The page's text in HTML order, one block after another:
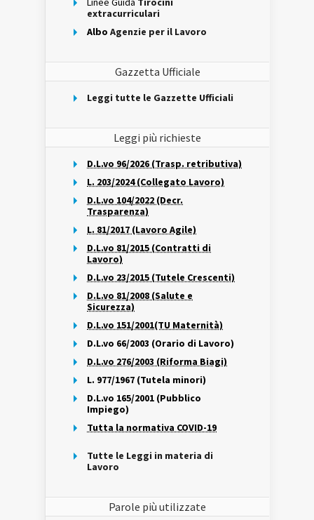
extracurriculari
Albo Agenzie per il Lavoro
Gazzetta Ufficiale
Leggi tutte le Gazzette Ufficiali
Leggi più richieste
D.L.vo 96/2026 (Trasp. retributiva)
L. 203/2024 (Collegato Lavoro)
D.L.vo 104/2022 (Decr.
Trasparenza)
L. 81/2017 (Lavoro Agile)
D.L.vo 81/2015 (Contratti di
Lavoro)
D.L.vo 23/2015 (Tutele Crescenti)
D.L.vo 81/2008 (Salute e
Sicurezza)
D.L.vo 151/2001(TU Maternità)
D.L.vo 66/2003 (Orario di Lavoro)
D.L.vo 276/2003 (Riforma Biagi)
L. 977/1967 (Tutela minori)
D.L.vo 165/2001 (Pubblico
Impiego)
Tutta la normativa COVID-19
Tutte le Leggi in materia di
Lavoro
Parole più utilizzate